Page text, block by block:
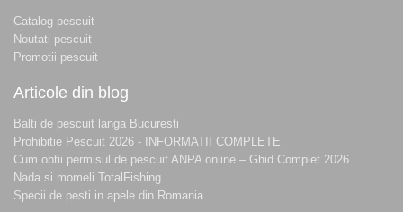
Catalog pescuit
Noutati pescuit
Promotii pescuit
Articole din blog
Balti de pescuit langa Bucuresti
Prohibitie Pescuit 2026 - INFORMATII COMPLETE
Cum obtii permisul de pescuit ANPA online – Ghid Complet 2026
Nada si momeli TotalFishing
Specii de pesti in apele din Romania